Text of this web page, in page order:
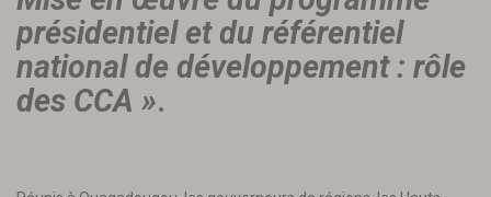
présidentiel et du référentiel
national de développement : rôle
des CCA ».